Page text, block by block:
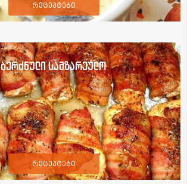
რეცეპტები
ბერძნული სამზარეულო
რეცეპტები